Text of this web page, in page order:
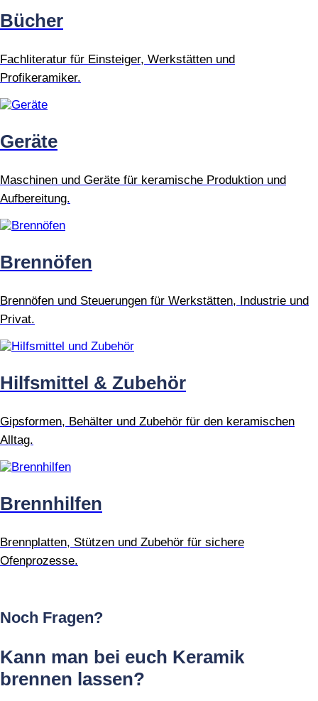
Bücher
Fachliteratur für Einsteiger, Werkstätten und
Profikeramiker.
Geräte
Maschinen und Geräte für keramische Produktion und
Aufbereitung.
Brennöfen
Brennöfen und Steuerungen für Werkstätten, Industrie und
Privat.
Hilfsmittel & Zubehör
Gipsformen, Behälter und Zubehör für den keramischen
Alltag.
Brennhilfen
Brennplatten, Stützen und Zubehör für sichere
Ofenprozesse.
Noch Fragen?
Kann man bei euch Keramik
brennen lassen?